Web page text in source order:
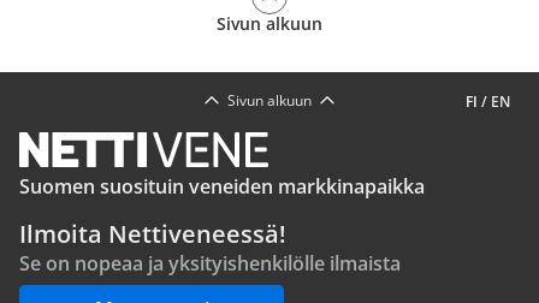
Sivun alkuun
FI / EN
Sivun alkuun
Suomen suosituin veneiden markkinapaikka
Ilmoita Nettiveneessä!
Se on nopeaa ja yksityishenkilölle ilmaista